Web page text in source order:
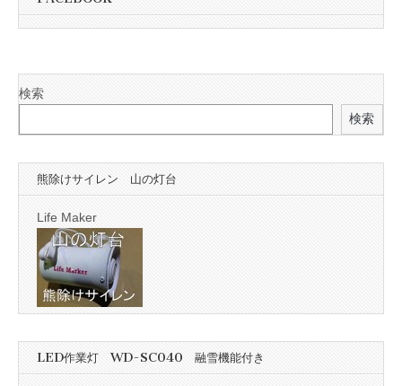
検索
検索
熊除けサイレン 山の灯台
Life Maker
LED作業灯 WD-SC040 融雪機能付き